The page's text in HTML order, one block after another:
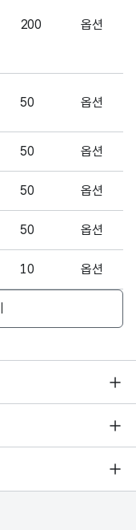
200 옵션
50 옵션
50 옵션
50 옵션
50 옵션
10 옵션